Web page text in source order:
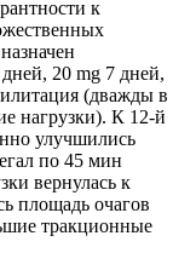
к
20 mg 7 дней,
(дважды в
нагрузки). К 12-й
улучшились
по 45 мин
вернулась к
площадь очагов
тракционные